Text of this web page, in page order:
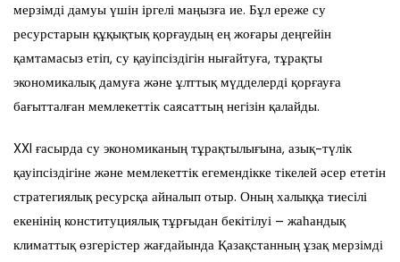
мерзімді дамуы үшін іргелі маңызға ие. Бұл ереже су
ресурстарын құқықтық қорғаудың ең жоғары деңгейін
қамтамасыз етіп, су қауіпсіздігін нығайтуға, тұрақты
экономикалық дамуға және ұлттық мүдделерді қорғауға
бағытталған мемлекеттік саясаттың негізін қалайды.
XXI ғасырда су экономиканың тұрақтылығына, азық-түлік
қауіпсіздігіне және мемлекеттік егемендікке тікелей әсер ететін
стратегиялық ресурсқа айналып отыр. Оның халыққа тиесілі
екенінің конституциялық тұрғыдан бекітілуі – жаһандық
климаттық өзгерістер жағдайында Қазақстанның ұзақ мерзімді